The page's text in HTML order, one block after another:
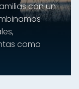
con un
como